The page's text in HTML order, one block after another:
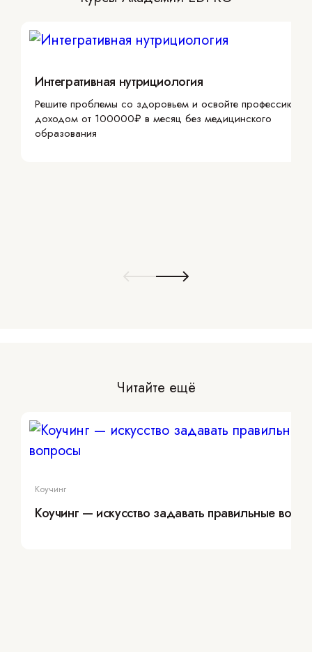
Интегративная нутрициология
Решите проблемы со здоровьем и освойте профессию с
доходом от 100000₽ в месяц без медицинского
образования
Читайте ещё
Коучинг
Коучинг — искусство задавать правильные